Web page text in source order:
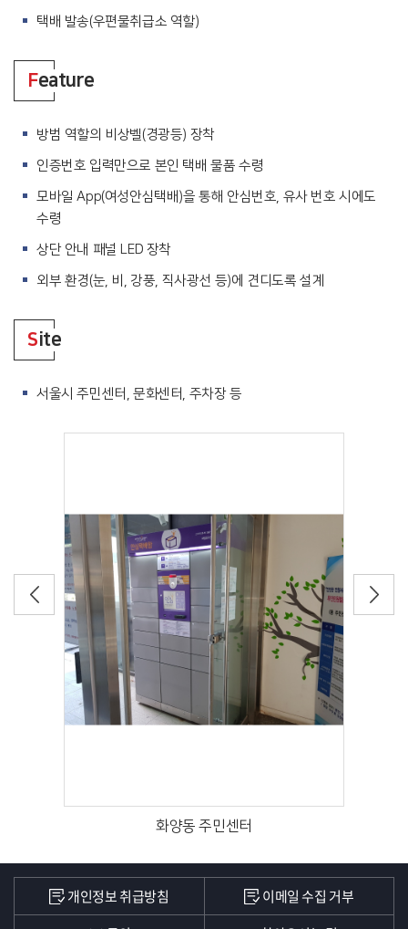
택배 발송(우편물취급소 역할)
Feature
방범 역할의 비상벨(경광등) 장착
인증번호 입력만으로 본인 택배 물품 수령
모바일 App(여성안심택배)을 통해 안심번호, 유사 번호 시에도
수령
상단 안내 패널 LED 장착
외부 환경(눈, 비, 강풍, 직사광선 등)에 견디도록 설계
Site
서울시 주민센터, 문화센터, 주차장 등
화양동 주민센터
개인정보 취급방침
이메일 수집 거부